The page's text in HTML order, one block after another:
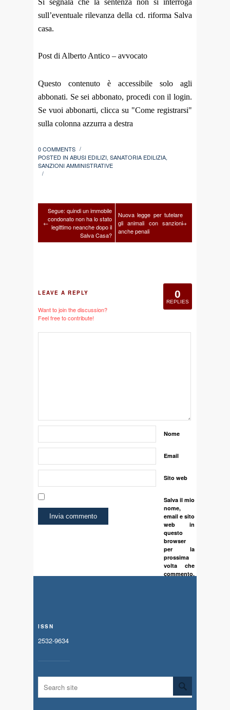
Si segnala che la sentenza non si interroga
sull’eventuale rilevanza della cd. riforma Salva
casa.
Post di Alberto Antico – avvocato
Questo contenuto è accessibile solo agli
abbonati. Se sei abbonato, procedi con il login.
Se vuoi abbonarti, clicca su "Come registrarsi"
sulla colonna azzurra a destra
0 COMMENTS /
POSTED IN ABUSI EDILIZI, SANATORIA EDILIZIA,
SANZIONI AMMINISTRATIVE
/
←
Segue: quindi un immobile
condonato non ha lo stato
legittimo neanche dopo il
Salva Casa?
Nuova legge per tutelare
gli animali con sanzioni
anche penali
→
0
REPLIES
LEAVE A REPLY
Want to join the discussion?
Feel free to contribute!
Nome
Email
Sito web
Salva il mio
nome,
email e sito
web in
questo
browser
per la
prossima
volta che
commento.
ISSN
2532-9634